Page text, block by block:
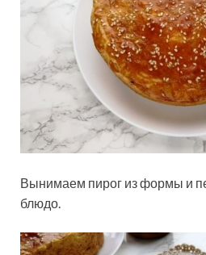
Вынимаем пирог из формы и
блюдо.